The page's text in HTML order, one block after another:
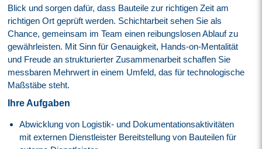
Blick und sorgen dafür, dass Bauteile zur richtigen Zeit am
richtigen Ort geprüft werden. Schichtarbeit sehen Sie als
Chance, gemeinsam im Team einen reibungslosen Ablauf zu
gewährleisten. Mit Sinn für Genauigkeit, Hands-on-Mentalität
und Freude an strukturierter Zusammenarbeit schaffen Sie
messbaren Mehrwert in einem Umfeld, das für technologische
Maßstäbe steht.
Ihre Aufgaben
Abwicklung von Logistik- und Dokumentationsaktivitäten
mit externen Dienstleister Bereitstellung von Bauteilen für